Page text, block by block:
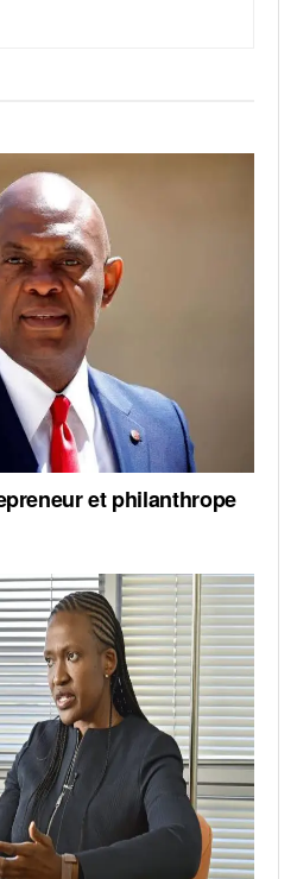
et philanthrope